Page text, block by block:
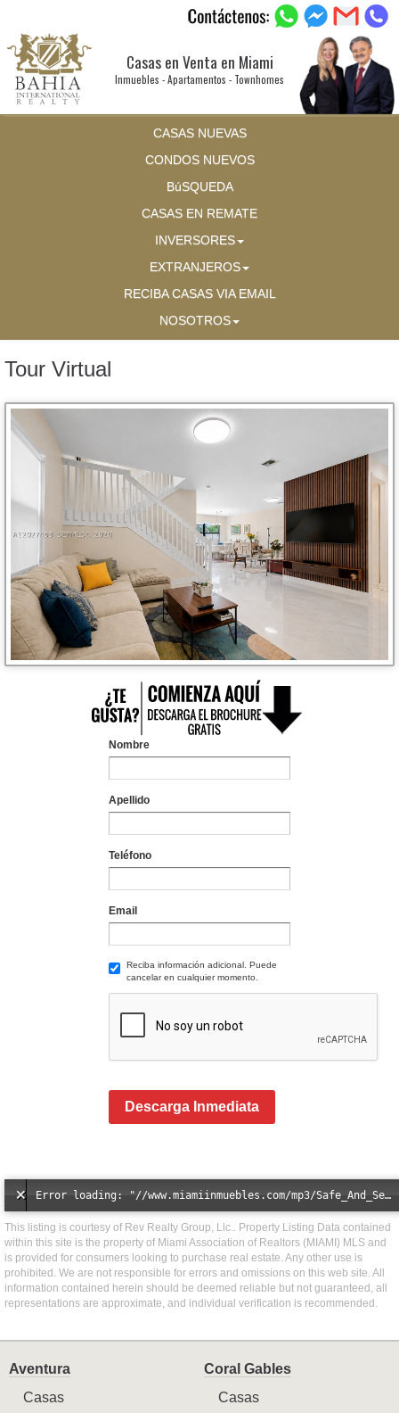
Casas en Venta en Miami
Inmuebles - Apartamentos - Townhomes
CASAS NUEVAS
CONDOS NUEVOS
BúSQUEDA
CASAS EN REMATE
INVERSORES
EXTRANJEROS
RECIBA CASAS VIA EMAIL
NOSOTROS
Tour Virtual
Nombre
Apellido
Teléfono
Email
Reciba información adicional. Puede
cancelar en cualquier momento.
Descarga Inmediata
Error loading: "//www.miamiinmuebles.com/mp3/Safe_And_Secure_full_mix_mp3.mp3"
This listing is courtesy of Rev Realty Group, Llc.. Property Listing Data contained
within this site is the property of Miami Association of Realtors (MIAMI) MLS and
is provided for consumers looking to purchase real estate. Any other use is
prohibited. We are not responsible for errors and omissions on this web site. All
information contained herein should be deemed reliable but not guaranteed, all
representations are approximate, and individual verification is recommended.
Aventura
Casas
Coral Gables
Casas